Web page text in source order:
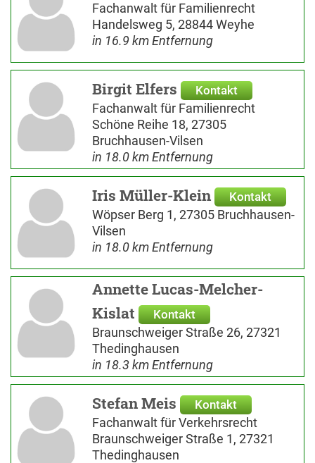
Fachanwalt für Familienrecht
Handelsweg 5, 28844 Weyhe
in 16.9 km Entfernung
Birgit Elfers Kontakt
Fachanwalt für Familienrecht
Schöne Reihe 18, 27305
Bruchhausen-Vilsen
in 18.0 km Entfernung
Iris Müller-Klein Kontakt
Wöpser Berg 1, 27305 Bruchhausen-
Vilsen
in 18.0 km Entfernung
Annette Lucas-Melcher-
Kislat
Kontakt
Braunschweiger Straße 26, 27321
Thedinghausen
in 18.3 km Entfernung
Stefan Meis Kontakt
Fachanwalt für Verkehrsrecht
Braunschweiger Straße 1, 27321
Thedinghausen